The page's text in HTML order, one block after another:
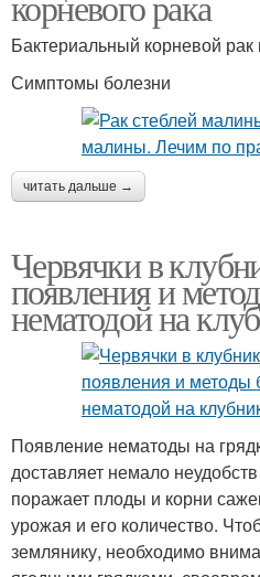
Бактериальный корневой
Симптомы болезни
читать дальше →
Червячки в
появления и
нематодой на
Появление нематоды на
доставляет немало
поражает плоды и корни
урожая и его количество.
землянику, необходимо